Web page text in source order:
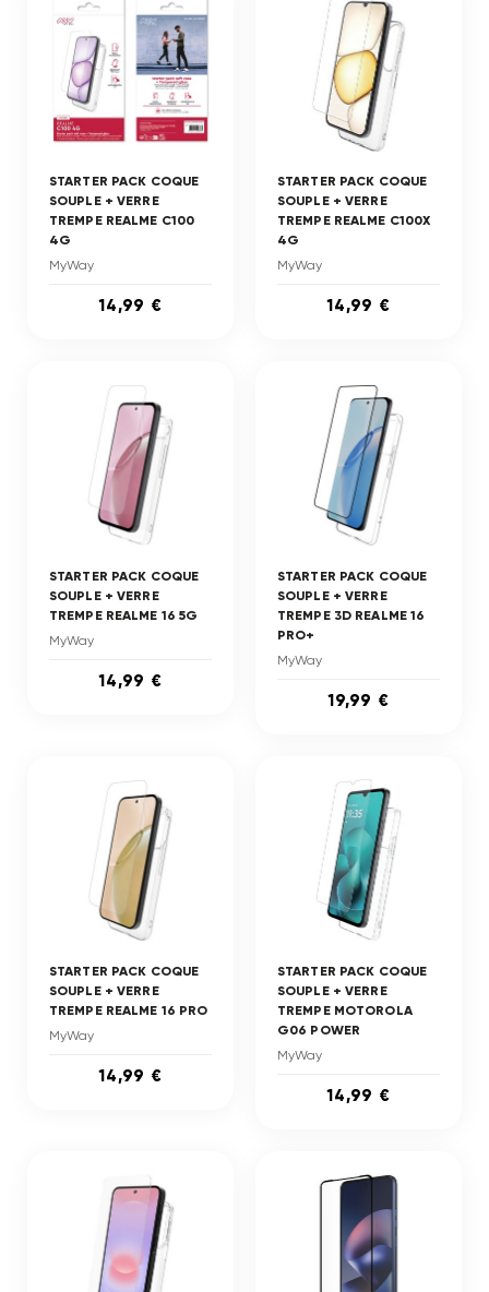
STARTER PACK COQUE
SOUPLE + VERRE
TREMPE REALME C100
4G
MyWay
14,99 €
STARTER PACK COQUE
SOUPLE + VERRE
TREMPE REALME C100X
4G
MyWay
14,99 €
STARTER PACK COQUE
SOUPLE + VERRE
TREMPE REALME 16 5G
MyWay
14,99 €
STARTER PACK COQUE
SOUPLE + VERRE
TREMPE 3D REALME 16
PRO+
MyWay
19,99 €
STARTER PACK COQUE
SOUPLE + VERRE
TREMPE REALME 16 PRO
MyWay
14,99 €
STARTER PACK COQUE
SOUPLE + VERRE
TREMPE MOTOROLA
G06 POWER
MyWay
14,99 €